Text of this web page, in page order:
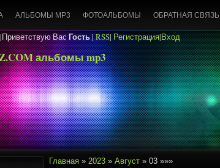
АЛЬБОМЫ MP3 ФОТОАЛЬБОМЫ ОБРАТНАЯ СВЯЗЬ
Приветствую ВасГость|RSS|Регистрация|Вход
альбомы mp3
Главная » 2023 » Август » 03 »»»